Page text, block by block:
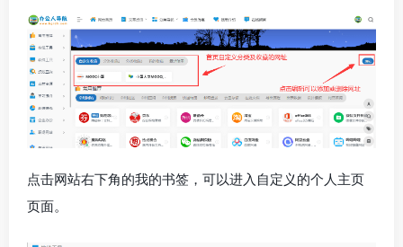
点击网站右下角的我的书签，可以进入自定义的个人主页
页面。